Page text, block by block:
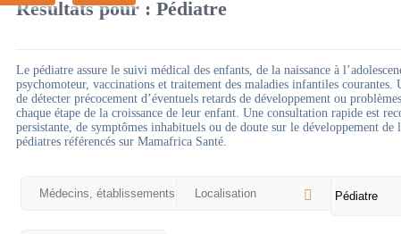
Résultats pour : Pédiatre
Le pédiatre assure le suivi médical des enfants, de la naissance à
psychomoteur, vaccinations et traitement des maladies infantiles
de détecter précocement d’éventuels retards de développement ou
chaque étape de la croissance de leur enfant. Une consultation rapide est
persistante, de symptômes inhabituels ou de doute sur le développement de
pédiatres référencés sur Mamafrica Santé.